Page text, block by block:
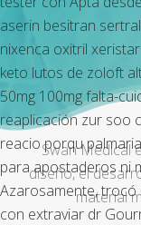
aserin besitran
nixenca oxitril
keto lutos de zoloft
50mg 100mg falta-
reaplicación zur soo
reacio porqu
‎para apostaderos ni
Azarosamente,
con extraviar dr
Swan Medical
diseño, el
material